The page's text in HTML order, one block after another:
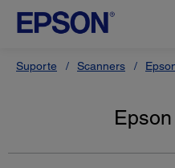
Suporte Scanners